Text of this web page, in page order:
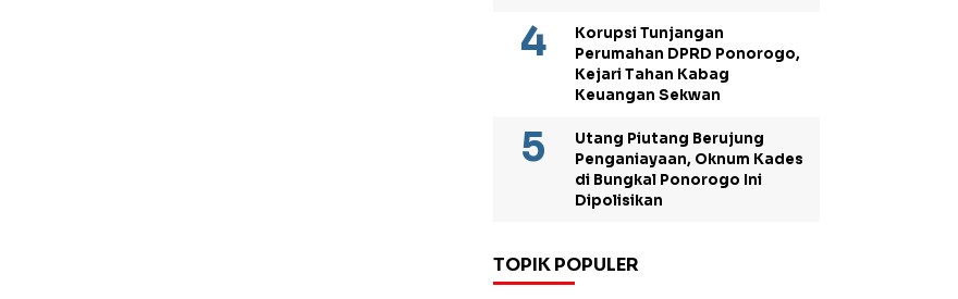
Korupsi Tunjangan
Perumahan DPRD Ponorogo,
Kejari Tahan Kabag
Keuangan Sekwan
Utang Piutang Berujung
Penganiayaan, Oknum Kades
di Bungkal Ponorogo Ini
Dipolisikan
TOPIK POPULER